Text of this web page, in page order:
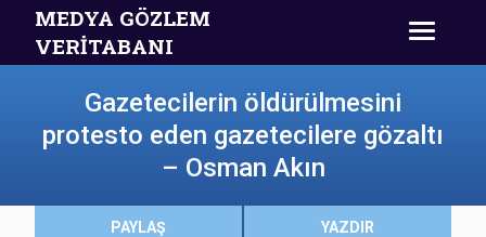
MEDYA GÖZLEM
VERİTABANI
Gazetecilerin öldürülmesini
protesto eden gazetecilere gözaltı
– Osman Akın
PAYLAŞ YAZDIR